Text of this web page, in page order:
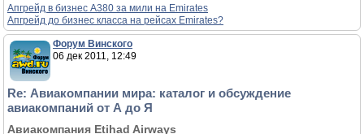
Апгрейд в бизнес A380 за мили на Emirates
Апгрейд до бизнес класса на рейсах Emirates?
Форум Винского
06 дек 2011, 12:49
Re: Авиакомпании мира: каталог и обсуждение
авиакомпаний от А до Я
Авиакомпания Etihad Airways